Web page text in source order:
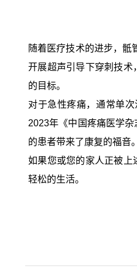
随着医疗技术的进步，骶
开展超声引导下穿刺技术
的目标。
对于急性疼痛，通常单
2023年《中国疼痛医学
的患者带来了康复的福音。
如果您或您的家人正被上
轻松的生活。